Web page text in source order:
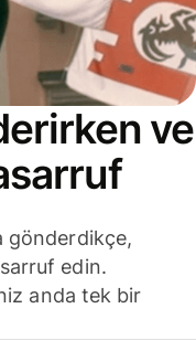
ve
gönderdikçe,
edin.
anda tek bir